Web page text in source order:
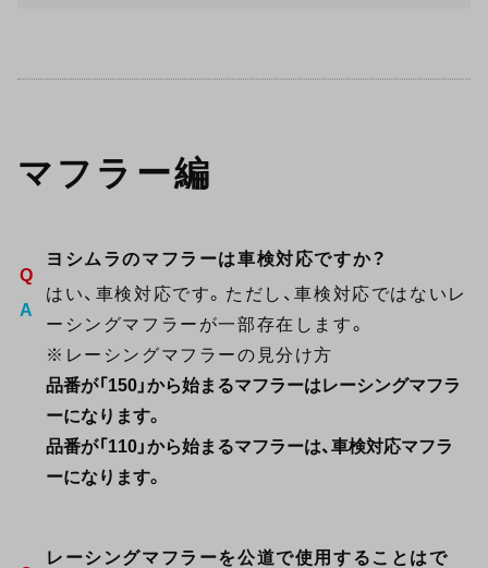
マフラー編
ヨシムラのマフラーは車検対応ですか？
はい、車検対応です。ただし、車検対応ではないレ
ーシングマフラーが一部存在します。
※レーシングマフラーの見分け方
品番が「150」から始まるマフラーはレーシングマフラ
ーになります。
品番が「110」から始まるマフラーは、車検対応マフラ
ーになります。
レーシングマフラーを公道で使用することはで